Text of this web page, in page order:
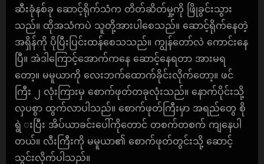
ဆီးခုံနစ်ခု ဆောင့်ရိုက်သံက တိတ်ဆိတ်မှု့ကို ဖြိုခွင်းသွား
သည်။ ထိုအသံကပဲ သူတို့အားပါစေသည်။ ဆောင့်ရိုက်နေတဲ့
အရှိန်ကို ပိုပြီးပြင်းထန်စေသသည်။ ကျွန်တော်လဲ ကောင်းနေ
ပြီ။ အဲဒါကြောင့်အောက်ကနေ ဆောင့်နေရတာ အားမရ
တော့။ မမူယာကို လေးဘက်ထောက်ခိုင်းလိုက်တော့။ ဖင်
ကြီး ၂ လုံးကြားမှ စောက်ဖုတ်တခုလုံးသည်။ နောက်ပိုင်းသို့
လှပစွာ ထွက်လာပါသည်။ စောက်ဖုတ်ကြီးမှာ အရည်တွေ စို
ရွဲ းပြီး အိပ်ယာခင်းပေါ်ကိုတောင် တစက်တစက် ကျနေပါ
တယ်။ လီးကြီးကို မမူယာ၏ စောက်ဖုတ်တွင်းသို့ ဆောင့်
သွင်းလိုက်ပါသည်။